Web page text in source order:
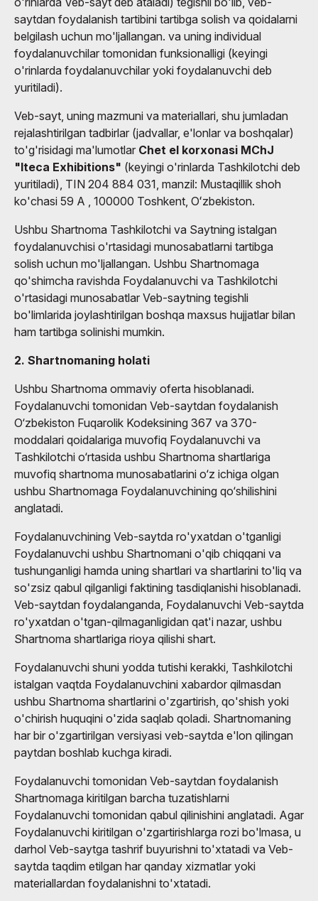
saytdan foydalanish tartibini tartibga solish va qoidalarni
belgilash uchun mo'ljallangan. va uning individual
foydalanuvchilar tomonidan funksionalligi (keyingi
o'rinlarda foydalanuvchilar yoki foydalanuvchi deb
yuritiladi).
Veb-sayt, uning mazmuni va materiallari, shu jumladan
rejalashtirilgan tadbirlar (jadvallar, e'lonlar va boshqalar)
to'g'risidagi ma'lumotlar Chet el korxonasi MChJ
"Iteca Exhibitions" (keyingi o'rinlarda Tashkilotchi deb
yuritiladi), TIN 204 884 031, manzil: Mustaqillik shoh
ko'chasi 59 A , 100000 Toshkent, Oʻzbekiston.
Ushbu Shartnoma Tashkilotchi va Saytning istalgan
foydalanuvchisi o'rtasidagi munosabatlarni tartibga
solish uchun mo'ljallangan. Ushbu Shartnomaga
qo'shimcha ravishda Foydalanuvchi va Tashkilotchi
o'rtasidagi munosabatlar Veb-saytning tegishli
bo'limlarida joylashtirilgan boshqa maxsus hujjatlar bilan
ham tartibga solinishi mumkin.
2. Shartnomaning holati
Ushbu Shartnoma ommaviy oferta hisoblanadi.
Foydalanuvchi tomonidan Veb-saytdan foydalanish
O‘zbekiston Fuqarolik Kodeksining 367 va 370-
moddalari qoidalariga muvofiq Foydalanuvchi va
Tashkilotchi o‘rtasida ushbu Shartnoma shartlariga
muvofiq shartnoma munosabatlarini o‘z ichiga olgan
ushbu Shartnomaga Foydalanuvchining qo‘shilishini
anglatadi.
Foydalanuvchining Veb-saytda ro'yxatdan o'tganligi
Foydalanuvchi ushbu Shartnomani o'qib chiqqani va
tushunganligi hamda uning shartlari va shartlarini to'liq va
so'zsiz qabul qilganligi faktining tasdiqlanishi hisoblanadi.
Veb-saytdan foydalanganda, Foydalanuvchi Veb-saytda
ro'yxatdan o'tgan-qilmaganligidan qat'i nazar, ushbu
Shartnoma shartlariga rioya qilishi shart.
Foydalanuvchi shuni yodda tutishi kerakki, Tashkilotchi
istalgan vaqtda Foydalanuvchini xabardor qilmasdan
ushbu Shartnoma shartlarini o'zgartirish, qo'shish yoki
o'chirish huquqini o'zida saqlab qoladi. Shartnomaning
har bir o'zgartirilgan versiyasi veb-saytda e'lon qilingan
paytdan boshlab kuchga kiradi.
Foydalanuvchi tomonidan Veb-saytdan foydalanish
Shartnomaga kiritilgan barcha tuzatishlarni
Foydalanuvchi tomonidan qabul qilinishini anglatadi. Agar
Foydalanuvchi kiritilgan o'zgartirishlarga rozi bo'lmasa, u
darhol Veb-saytga tashrif buyurishni to'xtatadi va Veb-
saytda taqdim etilgan har qanday xizmatlar yoki
materiallardan foydalanishni to'xtatadi.